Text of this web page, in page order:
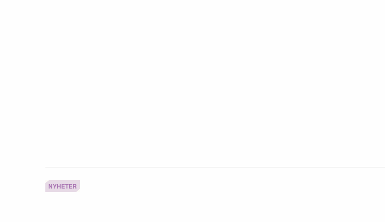
NYHETER